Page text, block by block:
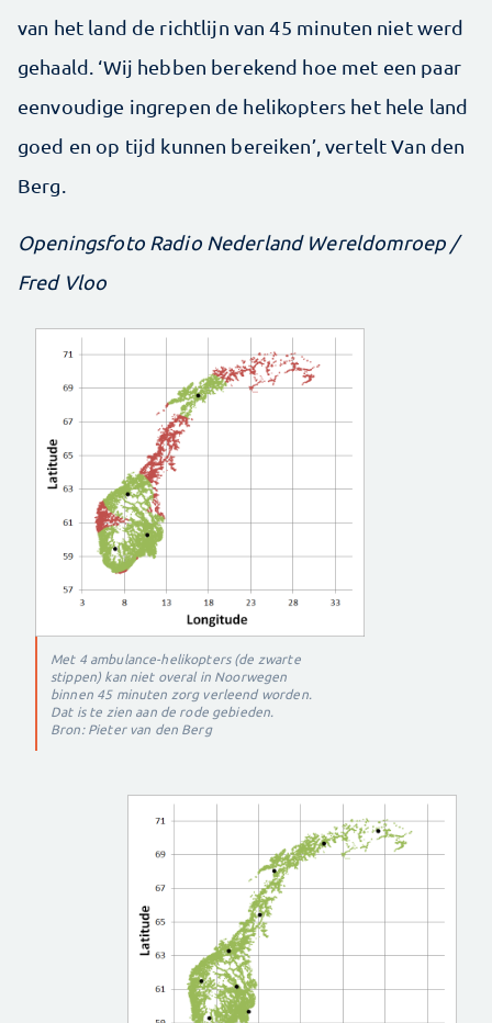
van het land de richtlijn van 45 minuten niet werd
gehaald. ‘Wij hebben berekend hoe met een paar
eenvoudige ingrepen de helikopters het hele land
goed en op tijd kunnen bereiken’, vertelt Van den
Berg.
Openingsfoto Radio Nederland Wereldomroep /
Fred Vloo
Met 4 ambulance-helikopters (de zwarte
stippen) kan niet overal in Noorwegen
binnen 45 minuten zorg verleend worden.
Dat is te zien aan de rode gebieden.
Bron: Pieter van den Berg